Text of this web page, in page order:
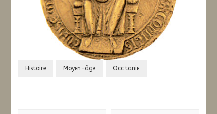
Histoire Moyen-âge Occitanie